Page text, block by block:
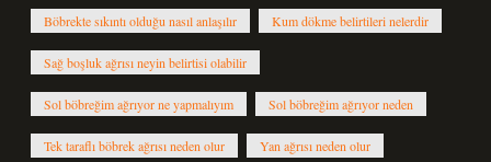
Böbrekte sıkıntı olduğu nasıl anlaşılır Kum dökme belirtileri nelerdir
Sağ boşluk ağrısı neyin belirtisi olabilir
Sol böbreğim ağrıyor ne yapmalıyım Sol böbreğim ağrıyor neden
Tek taraflı böbrek ağrısı neden olur Yan ağrısı neden olur